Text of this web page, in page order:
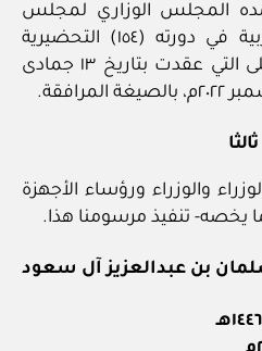
المجلس الوزاري لمجلس
التعاون لدول الخليج العربية في دورته (١٥٤) التحضيرية
للدورة (٤٣) للمجلس الأعلى التي عقدت بتاريخ ١٣ جمادى
ثالثا
والوزراء ورؤساء الأجهزة
يخصه‏- تنفيذ مرسومنا هذا.
بن عبدالعزيز آل سعود